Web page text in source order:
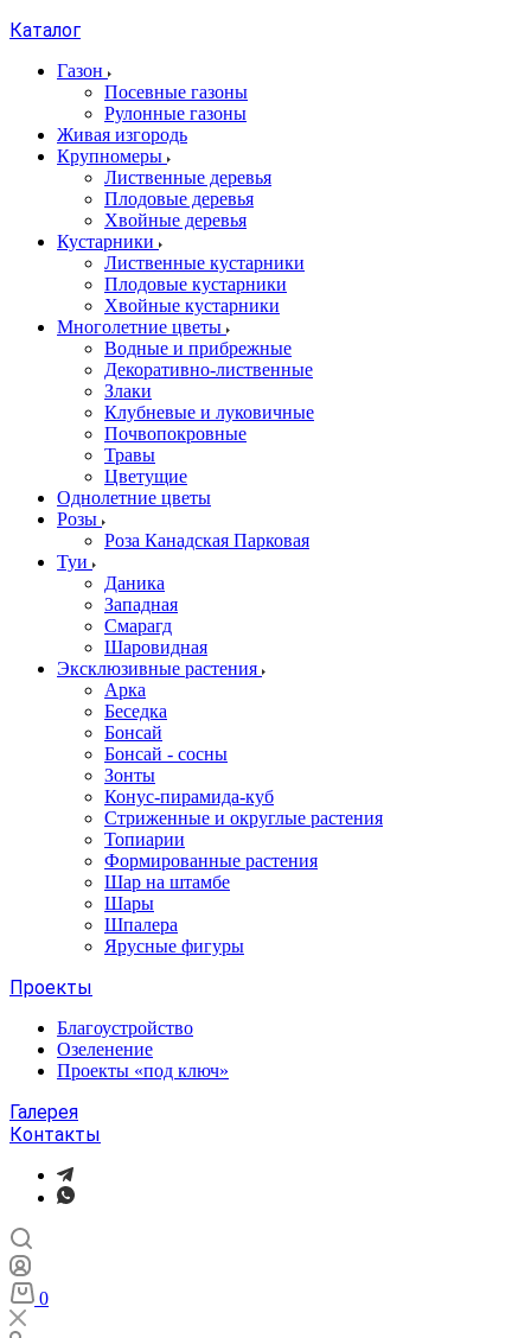
Каталог
Газон
Посевные газоны
Рулонные газоны
Живая изгородь
Крупномеры
Лиственные деревья
Плодовые деревья
Хвойные деревья
Кустарники
Лиственные кустарники
Плодовые кустарники
Хвойные кустарники
Многолетние цветы
Водные и прибрежные
Декоративно-лиственные
Злаки
Клубневые и луковичные
Почвопокровные
Травы
Цветущие
Однолетние цветы
Розы
Роза Канадская Парковая
Туи
Даника
Западная
Смарагд
Шаровидная
Эксклюзивные растения
Арка
Беседка
Бонсай
Бонсай - сосны
Зонты
Конус-пирамида-куб
Стриженные и округлые растения
Топиарии
Формированные растения
Шар на штамбе
Шары
Шпалера
Ярусные фигуры
Проекты
Благоустройство
Озеленение
Проекты «под ключ»
Галерея
Контакты
0